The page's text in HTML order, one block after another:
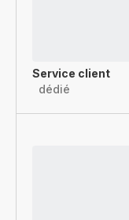
Service client
dédié